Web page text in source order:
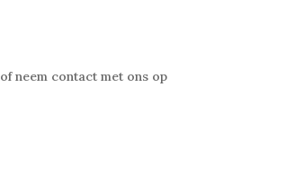
of neem contact met ons op